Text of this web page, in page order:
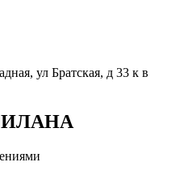
ул Братская, д 33 к в